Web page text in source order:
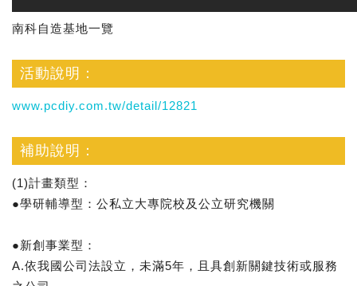
南科自造基地一覽
活動說明：
www.pcdiy.com.tw/detail/12821
補助說明：
(1)計畫類型：
●學研輔導型：公私立大專院校及公立研究機關
●新創事業型：
A.依我國公司法設立，未滿5年，且具創新關鍵技術或服務